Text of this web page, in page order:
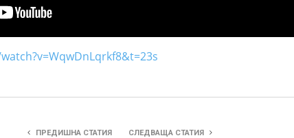
ПРЕДИШНА СТАТИЯ СЛЕДВАЩА СТАТИЯ